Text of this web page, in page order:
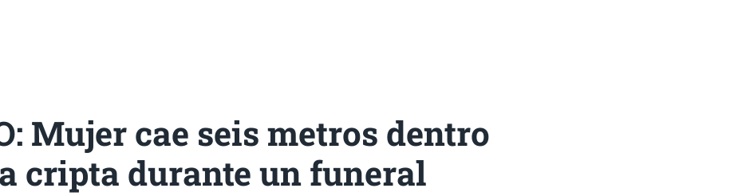
Mujer cae seis metros dentro
cripta durante un funeral